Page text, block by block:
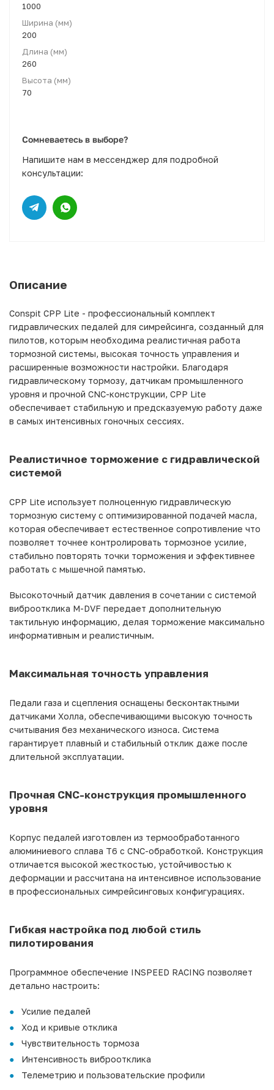
1000
Ширина (мм)
200
Длина (мм)
260
Высота (мм)
70
Сомневаетесь в выборе?
Напишите нам в мессенджер для подробной
консультации:
Описание
Conspit CPP Lite - профессиональный комплект
гидравлических педалей для симрейсинга, созданный для
пилотов, которым необходима реалистичная работа
тормозной системы, высокая точность управления и
расширенные возможности настройки. Благодаря
гидравлическому тормозу, датчикам промышленного
уровня и прочной CNC-конструкции, CPP Lite
обеспечивает стабильную и предсказуемую работу даже
в самых интенсивных гоночных сессиях.
Реалистичное торможение с гидравлической
системой
CPP Lite использует полноценную гидравлическую
тормозную систему с оптимизированной подачей масла,
которая обеспечивает естественное сопротивление что
позволяет точнее контролировать тормозное усилие,
стабильно повторять точки торможения и эффективнее
работать с мышечной памятью.
Высокоточный датчик давления в сочетании с системой
виброотклика M-DVF передает дополнительную
тактильную информацию, делая торможение максимально
информативным и реалистичным.
Максимальная точность управления
Педали газа и сцепления оснащены бесконтактными
датчиками Холла, обеспечивающими высокую точность
считывания без механического износа. Система
гарантирует плавный и стабильный отклик даже после
длительной эксплуатации.
Прочная CNC-конструкция промышленного
уровня
Корпус педалей изготовлен из термообработанного
алюминиевого сплава T6 с CNC-обработкой. Конструкция
отличается высокой жесткостью, устойчивостью к
деформации и рассчитана на интенсивное использование
в профессиональных симрейсинговых конфигурациях.
Гибкая настройка под любой стиль
пилотирования
Программное обеспечение INSPEED RACING позволяет
детально настроить:
Усилие педалей
Ход и кривые отклика
Чувствительность тормоза
Интенсивность виброотклика
Телеметрию и пользовательские профили